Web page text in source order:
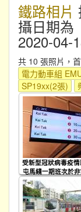
鐵路相片
攝日期為
2020-04-
共 10 張照片，
電力動車組
SP19xx(2張)
受新型冠狀病毒疫情
屯馬綫一期班次於